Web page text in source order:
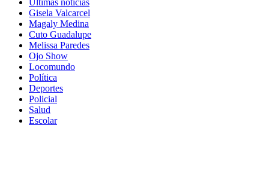
Últimas noticias
Gisela Valcarcel
Magaly Medina
Cuto Guadalupe
Melissa Paredes
Ojo Show
Locomundo
Política
Deportes
Policial
Salud
Escolar